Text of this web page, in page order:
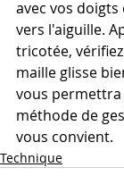
avec vos
vers l'aiguille.
tricotée,
maille glisse
vous
méthode de
vous convient.
Technique